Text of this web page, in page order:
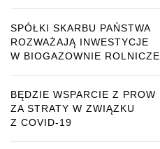
SPÓŁKI SKARBU PAŃSTWA
ROZWAŻAJĄ INWESTYCJE
W BIOGAZOWNIE ROLNICZE
BĘDZIE WSPARCIE Z PROW
ZA STRATY W ZWIĄZKU
Z COVID-19